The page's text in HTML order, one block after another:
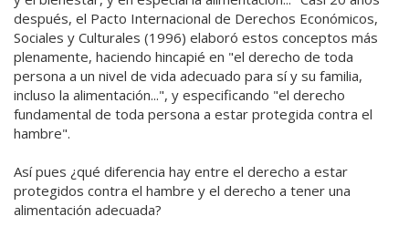
después, el Pacto Internacional de Derechos Económicos,
Sociales y Culturales (1996) elaboró estos conceptos más
plenamente, haciendo hincapié en "el derecho de toda
persona a un nivel de vida adecuado para sí y su familia,
incluso la alimentación...", y especificando "el derecho
fundamental de toda persona a estar protegida contra el
hambre".
Así pues ¿qué diferencia hay entre el derecho a estar
protegidos contra el hambre y el derecho a tener una
alimentación adecuada?